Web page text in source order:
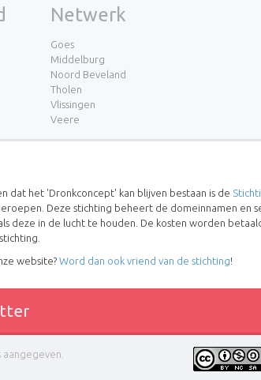
Netwerk
Goes
Middelburg
Noord Beveland
Tholen
Vlissingen
Veere
dat het 'Dronkconcept' kan blijven bestaan is de
Deze stichting beheert de domeinnamen en
deze in de lucht te houden. De kosten worden
website? Word dan ook vriend van de stichting!